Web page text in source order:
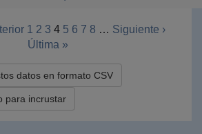
1 2 3 4 5 6 7 8 … Siguiente ›
Última »
datos en formato CSV
para incrustar